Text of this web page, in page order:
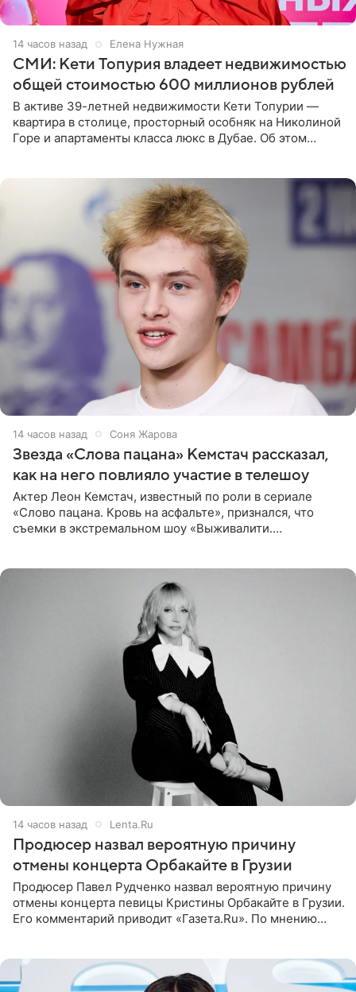
14 часов назад Елена Нужная
СМИ: Кети Топурия владеет недвижимостью
общей стоимостью 600 миллионов рублей
В активе 39-летней недвижимости Кети Топурии —
квартира в столице, просторный особняк на Николиной
Горе и апартаменты класса люкс в Дубае. Об этом
14 часов назад Соня Жарова
Звезда «Слова пацана» Кемстач рассказал,
как на него повлияло участие в телешоу
Актер Леон Кемстач, известный по роли в сериале
«Слово пацана. Кровь на асфальте», признался, что
съемки в экстремальном шоу «Выживалити.
14 часов назад Lenta.Ru
Продюсер назвал вероятную причину
отмены концерта Орбакайте в Грузии
Продюсер Павел Рудченко назвал вероятную причину
отмены концерта певицы Кристины Орбакайте в Грузии.
Его комментарий приводит «Газета.Ru». По мнению